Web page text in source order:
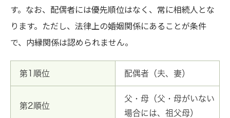
す。なお、配偶者には優先順位はなく、常に相続人とな
ります。ただし、法律上の婚姻関係にあることが条件
で、内縁関係は認められません。
第1順位 配偶者（夫、妻）
第2順位
父・母（父・母がいない
場合には、祖父母）